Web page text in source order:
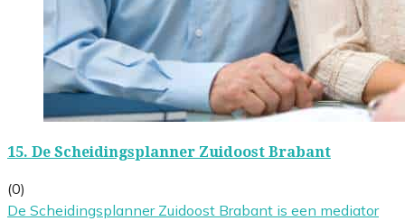
15. De Scheidingsplanner Zuidoost Brabant
(0)
De Scheidingsplanner Zuidoost Brabant is een mediator